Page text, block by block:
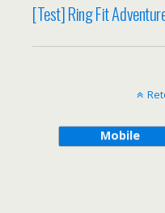
[Test] Ring Fit
Mobile